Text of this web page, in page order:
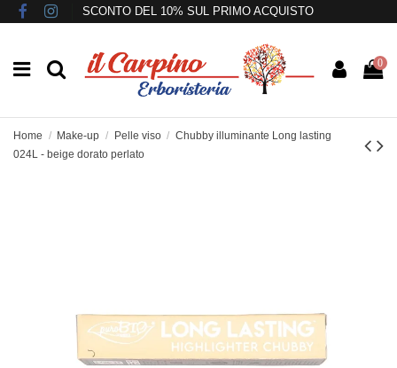
SCONTO DEL 10% SUL PRIMO ACQUISTO
0
Home Make-up Pelle viso
Chubby illuminante Long lasting
024L - beige dorato perlato